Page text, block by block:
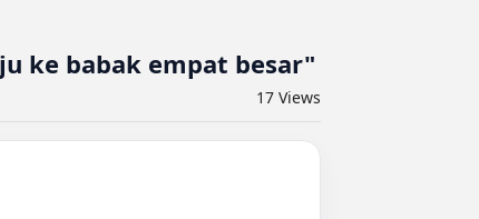
ke babak empat besar"
17 Views